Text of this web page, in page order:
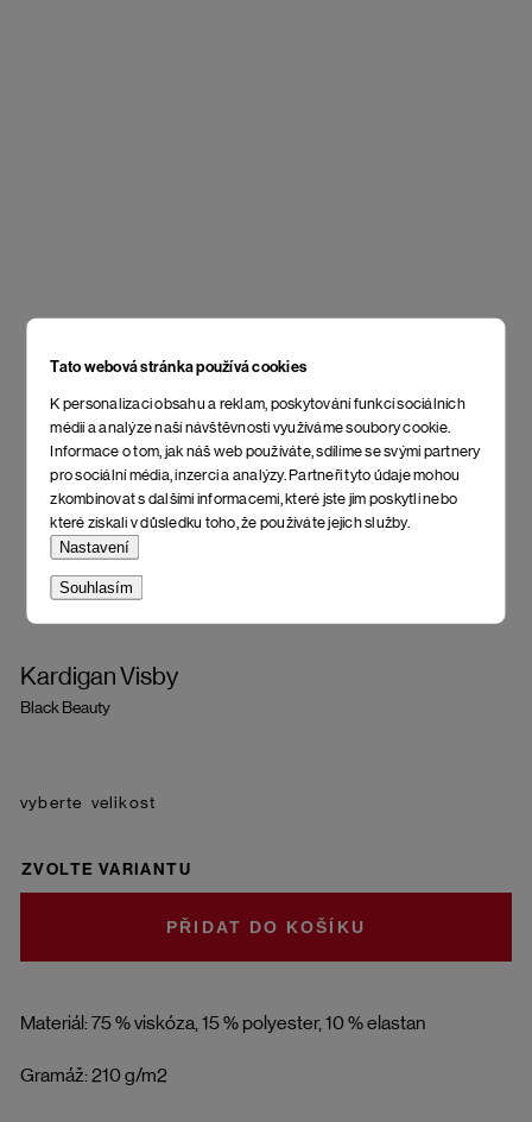
Tato webová stránka používá cookies
K personalizaci obsahu a reklam, poskytování funkcí sociálních
médií a analýze naší návštěvnosti využíváme soubory cookie.
Informace o tom, jak náš web používáte, sdílíme se svými partnery
pro sociální média, inzerci a analýzy. Partneři tyto údaje mohou
zkombinovat s dalšími informacemi, které jste jim poskytli nebo
které získali v důsledku toho, že používáte jejich služby.
Nastavení
Souhlasím
Kardigan Visby
Black Beauty
Materiál: 75 % viskóza, 15 % polyester, 10 % elastan
Gramáž: 210 g/m2
velikost
ZVOLTE VARIANTU
DO KOŠÍKU